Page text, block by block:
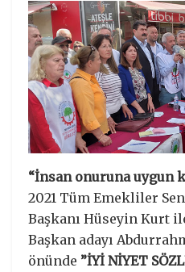
“İnsan onuruna uygun
2021 Tüm Emekliler
Başkanı Hüseyin Kurt
Başkan adayı
önünde ”İYİ NİYET